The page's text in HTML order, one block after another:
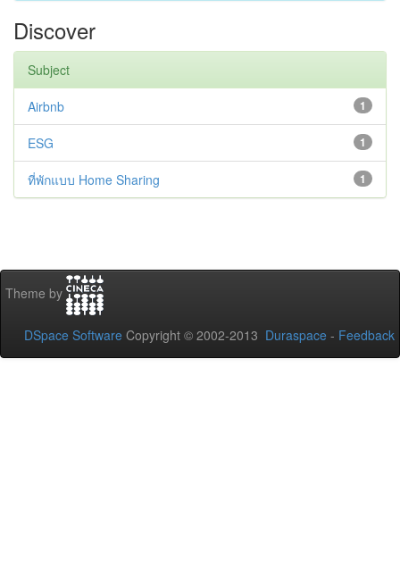
Discover
Subject
1
Airbnb
1
ESG
1
ที่พักแบบ Home Sharing
Theme by
DSpace Software Copyright © 2002-2013 Duraspace - Feedback